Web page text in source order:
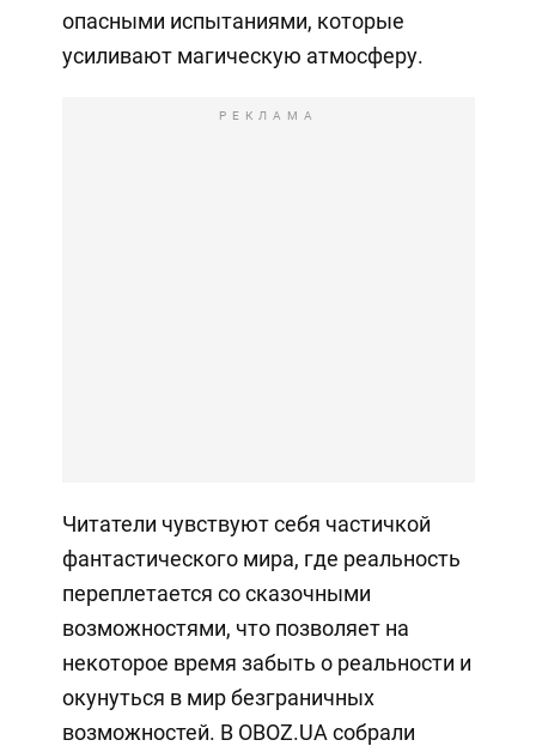
опасными испытаниями, которые
усиливают магическую атмосферу.
РЕКЛАМА
Читатели чувствуют себя частичкой
фантастического мира, где реальность
переплетается со сказочными
возможностями, что позволяет на
некоторое время забыть о реальности и
окунуться в мир безграничных
возможностей. В OBOZ.UA собрали